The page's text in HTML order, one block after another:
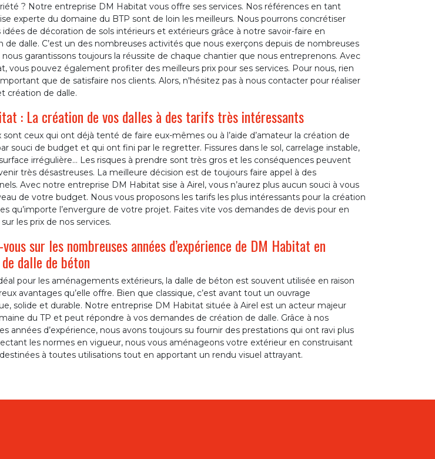
? Notre entreprise DM Habitat vous offre ses services. Nos références en tant
experte du domaine du BTP sont de loin les meilleurs. Nous pourrons concrétiser
de décoration de sols intérieurs et extérieurs grâce à notre savoir-faire en
de dalle. C’est un des nombreuses activités que nous exerçons depuis de nombreuses
nous garantissons toujours la réussite de chaque chantier que nous entreprenons. Avec
vous pouvez également profiter des meilleurs prix pour ses services. Pour nous, rien
que de satisfaire nos clients. Alors, n'hésitez pas à nous contacter pour réaliser
création de dalle.
: La création de vos dalles à des tarifs très intéressants
sont ceux qui ont déjà tenté de faire eux-mêmes ou à l’aide d’amateur la création de
souci de budget et qui ont fini par le regretter. Fissures dans le sol, carrelage instable,
irrégulière… Les risques à prendre sont très gros et les conséquences peuvent
très désastreuses. La meilleure décision est de toujours faire appel à des
Avec notre entreprise DM Habitat sise à Airel, vous n’aurez plus aucun souci à vous
de votre budget. Nous vous proposons les tarifs les plus intéressants pour la création
qu’importe l’envergure de votre projet. Faites vite vos demandes de devis pour en
les prix de nos services.
sur les nombreuses années d’expérience de DM Habitat en
dalle de béton
pour les aménagements extérieurs, la dalle de béton est souvent utilisée en raison
avantages qu’elle offre. Bien que classique, c’est avant tout un ouvrage
solide et durable. Notre entreprise DM Habitat située à Airel est un acteur majeur
du TP et peut répondre à vos demandes de création de dalle. Grâce à nos
années d’expérience, nous avons toujours su fournir des prestations qui ont ravi plus
les normes en vigueur, nous vous aménageons votre extérieur en construisant
à toutes utilisations tout en apportant un rendu visuel attrayant.